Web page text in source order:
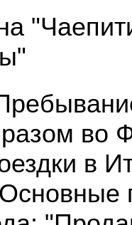
во
в